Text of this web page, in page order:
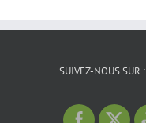
SUIVEZ-NOUS SUR :